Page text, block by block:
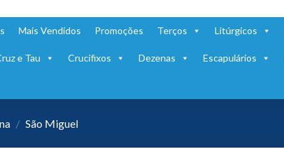
Mais Vendidos Promoções Terços Litúrgicos
e Tau Crucifixos Dezenas Escapulários
/ São Miguel